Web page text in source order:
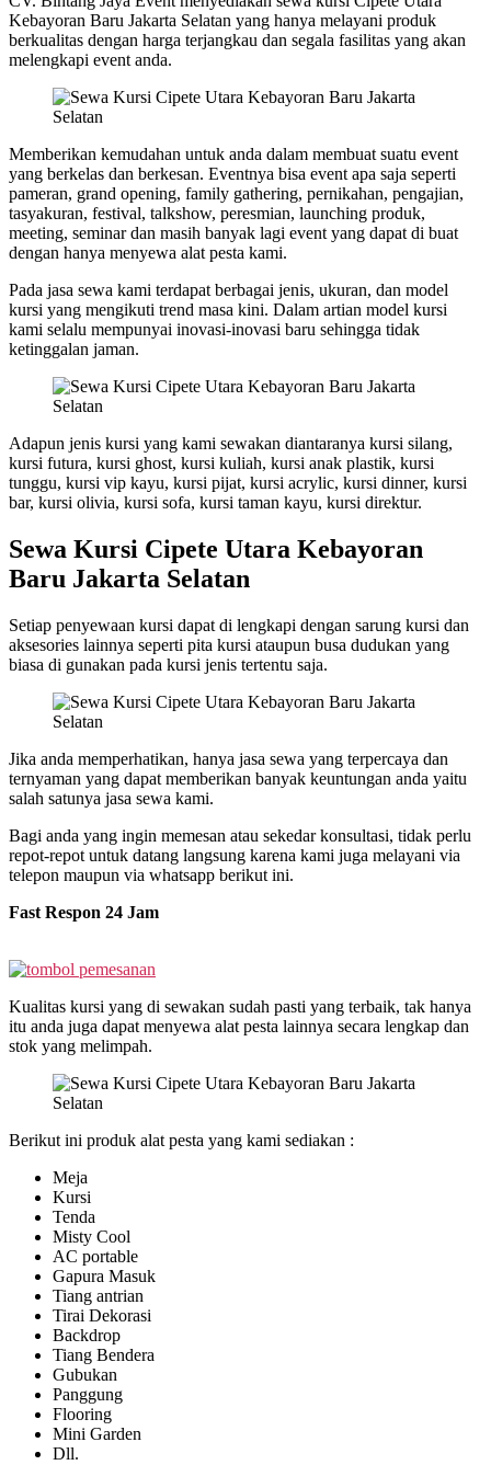
Kebayoran Baru Jakarta Selatan yang hanya melayani produk
berkualitas dengan harga terjangkau dan segala fasilitas yang akan
melengkapi event anda.
Memberikan kemudahan untuk anda dalam membuat suatu event
yang berkelas dan berkesan. Eventnya bisa event apa saja seperti
pameran, grand opening, family gathering, pernikahan, pengajian,
tasyakuran, festival, talkshow, peresmian, launching produk,
meeting, seminar dan masih banyak lagi event yang dapat di buat
dengan hanya menyewa alat pesta kami.
Pada jasa sewa kami terdapat berbagai jenis, ukuran, dan model
kursi yang mengikuti trend masa kini. Dalam artian model kursi
kami selalu mempunyai inovasi-inovasi baru sehingga tidak
ketinggalan jaman.
Adapun jenis kursi yang kami sewakan diantaranya kursi silang,
kursi futura, kursi ghost, kursi kuliah, kursi anak plastik, kursi
tunggu, kursi vip kayu, kursi pijat, kursi acrylic, kursi dinner, kursi
bar, kursi olivia, kursi sofa, kursi taman kayu, kursi direktur.
Sewa Kursi Cipete Utara Kebayoran
Baru Jakarta Selatan
Setiap penyewaan kursi dapat di lengkapi dengan sarung kursi dan
aksesories lainnya seperti pita kursi ataupun busa dudukan yang
biasa di gunakan pada kursi jenis tertentu saja.
Jika anda memperhatikan, hanya jasa sewa yang terpercaya dan
ternyaman yang dapat memberikan banyak keuntungan anda yaitu
salah satunya jasa sewa kami.
Bagi anda yang ingin memesan atau sekedar konsultasi, tidak perlu
repot-repot untuk datang langsung karena kami juga melayani via
telepon maupun via whatsapp berikut ini.
Fast Respon 24 Jam
Kualitas kursi yang di sewakan sudah pasti yang terbaik, tak hanya
itu anda juga dapat menyewa alat pesta lainnya secara lengkap dan
stok yang melimpah.
Berikut ini produk alat pesta yang kami sediakan :
Meja
Kursi
Tenda
Misty Cool
AC portable
Gapura Masuk
Tiang antrian
Tirai Dekorasi
Backdrop
Tiang Bendera
Gubukan
Panggung
Flooring
Mini Garden
Dll.